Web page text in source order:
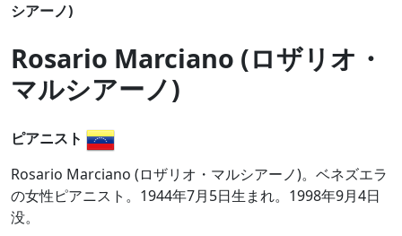
シアーノ)
Rosario Marciano (ロザリオ・
マルシアーノ)
ピアニスト
Rosario Marciano (ロザリオ・マルシアーノ)。ベネズエラ
の女性ピアニスト。1944年7月5日生まれ。1998年9月4日
没。